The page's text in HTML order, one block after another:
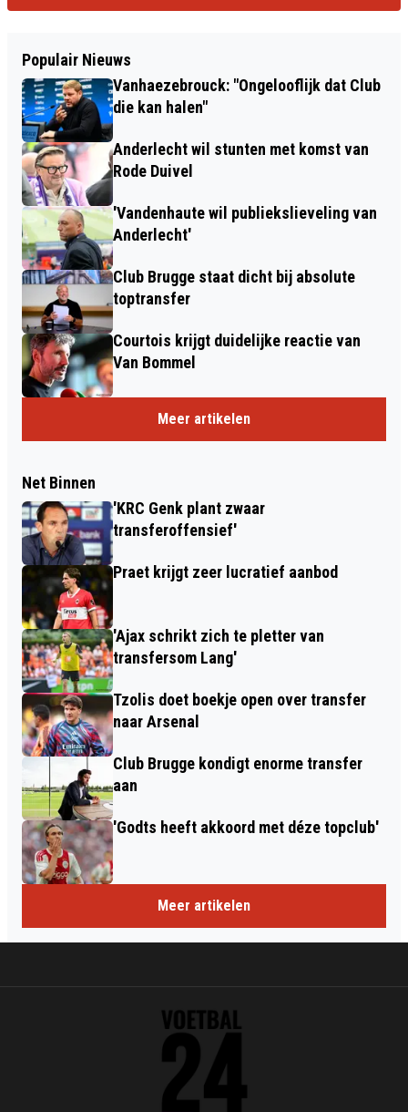
Populair Nieuws
Vanhaezebrouck: "Ongelooflijk dat Club
die kan halen"
Anderlecht wil stunten met komst van
Rode Duivel
'Vandenhaute wil publiekslieveling van
Anderlecht'
Club Brugge staat dicht bij absolute
toptransfer
Courtois krijgt duidelijke reactie van
Van Bommel
Meer artikelen
Net Binnen
'KRC Genk plant zwaar
transferoffensief'
Praet krijgt zeer lucratief aanbod
'Ajax schrikt zich te pletter van
transfersom Lang'
Tzolis doet boekje open over transfer
naar Arsenal
Club Brugge kondigt enorme transfer
aan
'Godts heeft akkoord met déze topclub'
Meer artikelen